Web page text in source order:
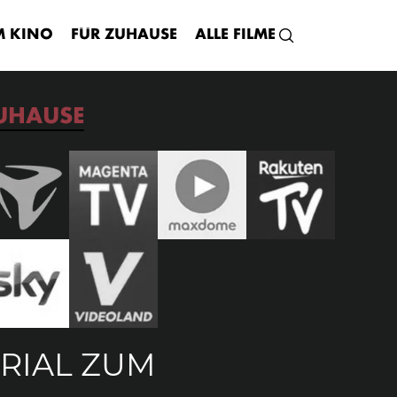
KINO FÜR ZUHAUSE ALLE FILME
INFOS WATCH AT HOME
ZUM